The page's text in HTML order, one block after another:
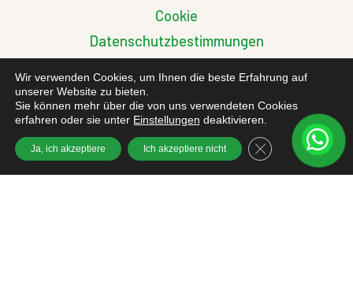
Cookie
Datenschutzbestimmungen
Datenschutz-Grundverordnung
Streitigkeiten zwischen EU-Käufern
Wir verwenden Cookies, um Ihnen die beste Erfahrung auf
unserer Website zu bieten.
Sie können mehr über die von uns verwendeten Cookies
erfahren oder sie unter Einstellungen deaktivieren.
Ja, ich akzeptiere Ich akzeptiere nicht GDPR Cookie-